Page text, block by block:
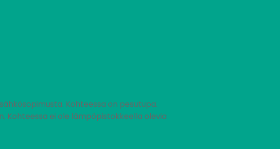
Kohteessa on pesutupa.
Kohteessa ei ole lämpöpistokkeella olevia